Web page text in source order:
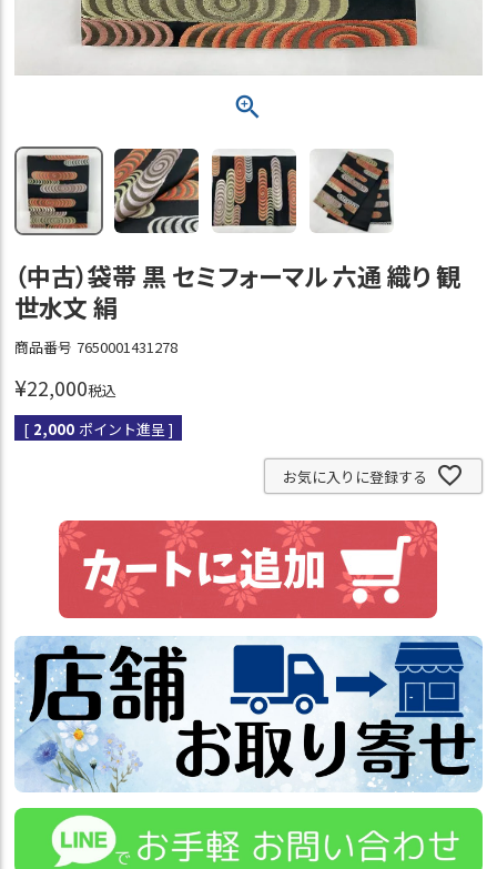
（中古）袋帯 黒 セミフォーマル 六通 織り 観
世水文 絹
商品番号 7650001431278
¥22,000税込
[ 2,000 ポイント進呈 ]
お気に入りに登録する